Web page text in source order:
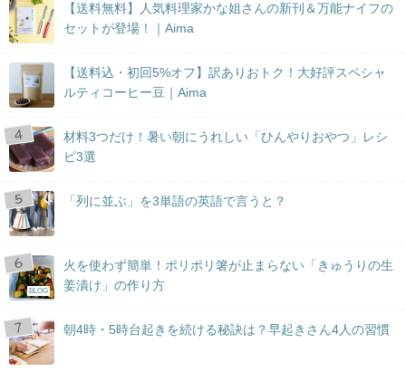
【送料無料】人気料理家かな姐さんの新刊＆万能ナイフの
セットが登場！｜Aima
【送料込・初回5%オフ】訳ありおトク！大好評スペシャ
ルティコーヒー豆｜Aima
材料3つだけ！暑い朝にうれしい「ひんやりおやつ」レシ
ピ3選
「列に並ぶ」を3単語の英語で言うと？
BLOG
火を使わず簡単！ポリポリ箸が止まらない「きゅうりの生
姜漬け」の作り方
朝4時・5時台起きを続ける秘訣は？早起きさん4人の習慣